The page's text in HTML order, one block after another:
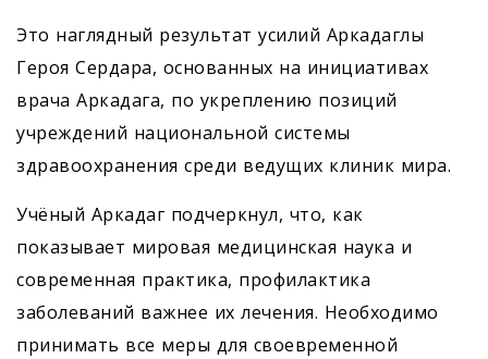
Это наглядный результат усилий ­Аркадаглы
Героя Сердара, основанных на инициативах
врача Аркадага, по укреплению позиций
учреждений национальной системы
здравоохранения среди ведущих клиник мира.
Учёный Аркадаг подчеркнул, что, как
показывает мировая медицинская наука и
современная практика, профилактика
заболеваний важнее их лечения. Необходимо
принимать все меры для своевременной